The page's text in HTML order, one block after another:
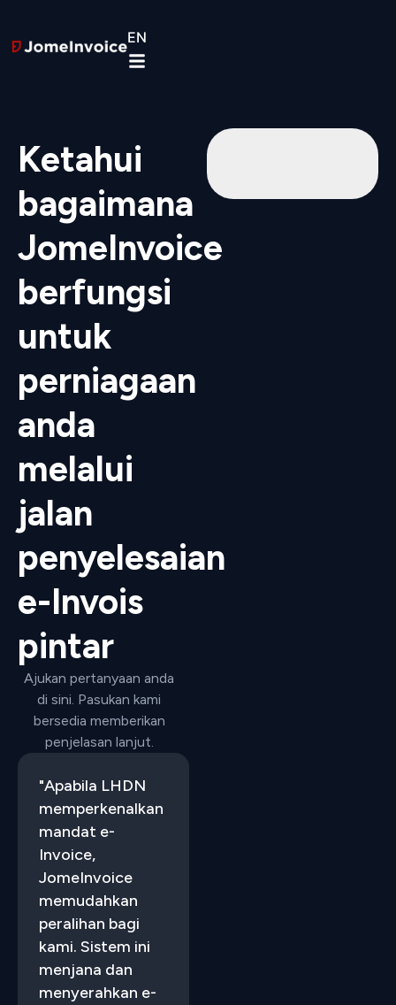
EN
Ketahui
bagaimana
JomeInvoice
berfungsi
untuk
perniagaan
anda
melalui
jalan
penyelesaian
e-Invois
pintar
Ajukan pertanyaan anda
di sini. Pasukan kami
bersedia memberikan
penjelasan lanjut.
"Apabila LHDN
memperkenalkan
mandat e-
Invoice,
JomeInvoice
memudahkan
peralihan bagi
kami. Sistem ini
menjana dan
menyerahkan e-